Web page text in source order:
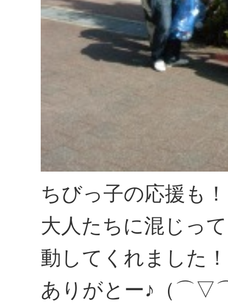
ちびっ子の応援も！
大人たちに混じっ
動してくれました！
ありがとー♪（